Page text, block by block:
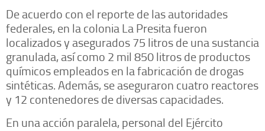
De acuerdo con el reporte de las autoridades
federales, en la colonia La Presita fueron
localizados y asegurados 75 litros de una sustancia
granulada, así como 2 mil 850 litros de productos
químicos empleados en la fabricación de drogas
sintéticas. Además, se aseguraron cuatro reactores
y 12 contenedores de diversas capacidades.
En una acción paralela, personal del Ejército